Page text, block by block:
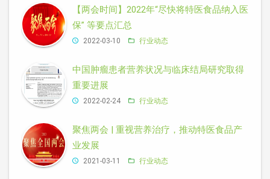
【两会时间】2022年“尽快将特医食品纳入医
保” 等要点汇总
2022-03-10 行业动态
中国肿瘤患者营养状况与临床结局研究取得
重要进展
2022-02-24 行业动态
聚焦两会 | 重视营养治疗，推动特医食品产
业发展
2021-03-11 行业动态